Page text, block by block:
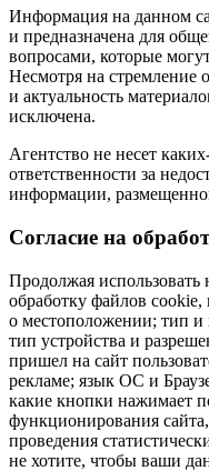
Информация на данном
и предназначена для
вопросами, которые
Несмотря на стремление
и актуальность
исключена.
Агентство не несет
ответственности за
информации,
Cогласие на
Продолжая использовать
обработку файлов cookie,
о местоположении; тип и
тип устройства и
пришел на сайт
рекламе; язык ОС и
какие кнопки нажимает
функционирования
проведения
не хотите, чтобы ваши